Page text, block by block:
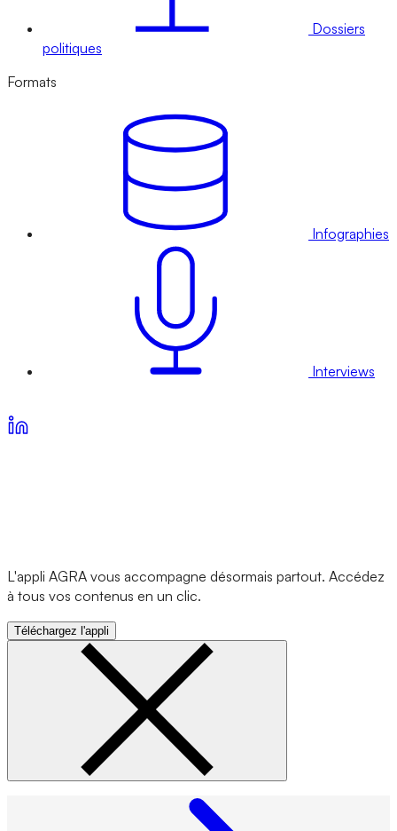
Dossiers
politiques
Formats
Infographies
Interviews
L'appli AGRA vous accompagne désormais partout. Accédez
à tous vos contenus en un clic.
Téléchargez l'appli